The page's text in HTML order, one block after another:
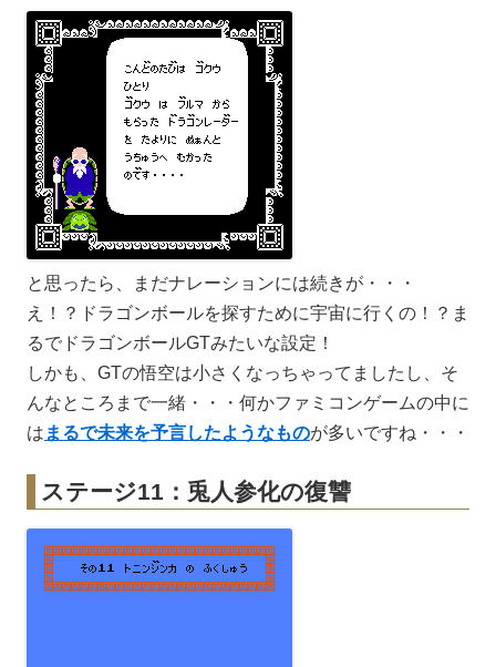
と思ったら、まだナレーションには続きが・・・
え！？ドラゴンボールを探すために宇宙に行くの！？ま
るでドラゴンボールGTみたいな設定！
しかも、GTの悟空は小さくなっちゃってましたし、そ
んなところまで一緒・・・何かファミコンゲームの中に
は まるで未来を予言したようなものが多いですね・・・
ステージ11：兎人参化の復讐